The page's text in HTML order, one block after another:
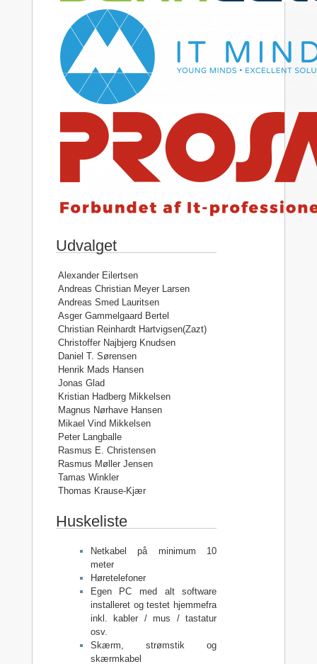
Udvalget
Alexander Eilertsen
Andreas Christian Meyer Larsen
Andreas Smed Lauritsen
Asger Gammelgaard Bertel
Christian Reinhardt Hartvigsen(Zazt)
Christoffer Najbjerg Knudsen
Daniel T. Sørensen
Henrik Mads Hansen
Jonas Glad
Kristian Hadberg Mikkelsen
Magnus Nørhave Hansen
Mikael Vind Mikkelsen
Peter Langballe
Rasmus E. Christensen
Rasmus Møller Jensen
Tamas Winkler
Thomas Krause-Kjær
Huskeliste
Netkabel på minimum 10
meter
Høretelefoner
Egen PC med alt software
installeret og testet hjemmefra
inkl. kabler / mus / tastatur
osv.
Skærm, strømstik og
skærmkabel